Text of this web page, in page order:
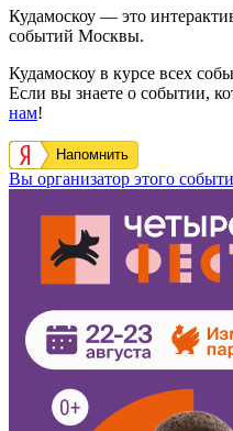
Кудамоскоу — это
событий Москвы.
Кудамоскоу в курсе всех
Если вы знаете о событии,
нам!
Напомнить
Вы организатор этого